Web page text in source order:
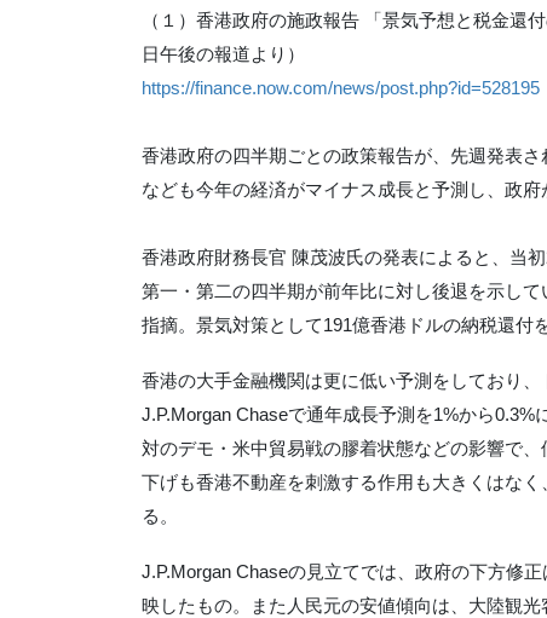
（１）香港政府の施政報告 「景気予想と税金還
日午後の報道より）
https://finance.now.com/news/post.php?id=528195
香港政府の四半期ごとの政策報告が、先週発表
なども今年の経済がマイナス成長と予測し、政
香港政府財務長官 陳茂波氏の発表によると、当
第一・第二の四半期が前年比に対し後退を示し
指摘。景気対策として191億香港ドルの納税還付
香港の大手金融機関は更に低い予測をしており
J.P.Morgan Chaseで通年成長予測を1%から
対のデモ・米中貿易戦の膠着状態などの影響で
下げも香港不動産を刺激する作用も大きくはな
る。
J.P.Morgan Chaseの見立てでは、政府の下方修
映したもの。また人民元の安値傾向は、大陸観